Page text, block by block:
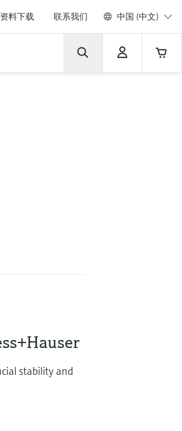
资料下载 联系我们 中国 (中文)
stability and